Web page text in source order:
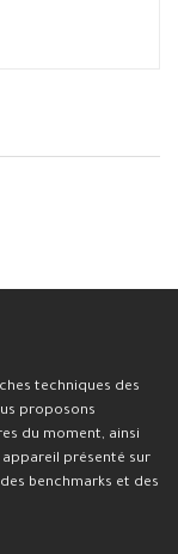
techniques des
proposons
du moment, ainsi
présenté sur
benchmarks et des